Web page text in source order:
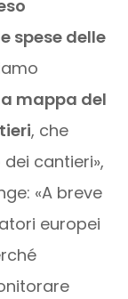
spese delle
mappa del
, che
cantieri»,
«A breve
europei